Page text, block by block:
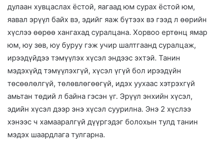
дулаан хувцаслах ёстой, яагаад юм сурах ёстой юм,
яавал эрүүл байх вэ, эдийг яаж бүтээх вэ гээд л өөрийн
хүслээ өөрөө хангахад суралцана. Хорвоо ертөнц ямар
юм, юу зөв, юу буруу гэж учир шалтгаанд суралцаж,
ирээдүйдээ тэмүүлэх хүсэл эндээс эхтэй. Танин
мэдэхүйд тэмүүлэхгүй, хүсэл үгүй бол ирээдүйн
төсөөлөлгүй, төлөвлөгөөгүй, идэх уухаас хэтрэхгүй
амьтан төдий л байна гэсэн үг. Эрүүл энхийн хүсэл,
эдийн хүсэл дээр энэ хүсэл суурилна. Энэ 2 хүслээ
хэнээс ч хамааралгүй дүүргэдэг болохын тулд танин
мэдэх шаардлага тулгарна.